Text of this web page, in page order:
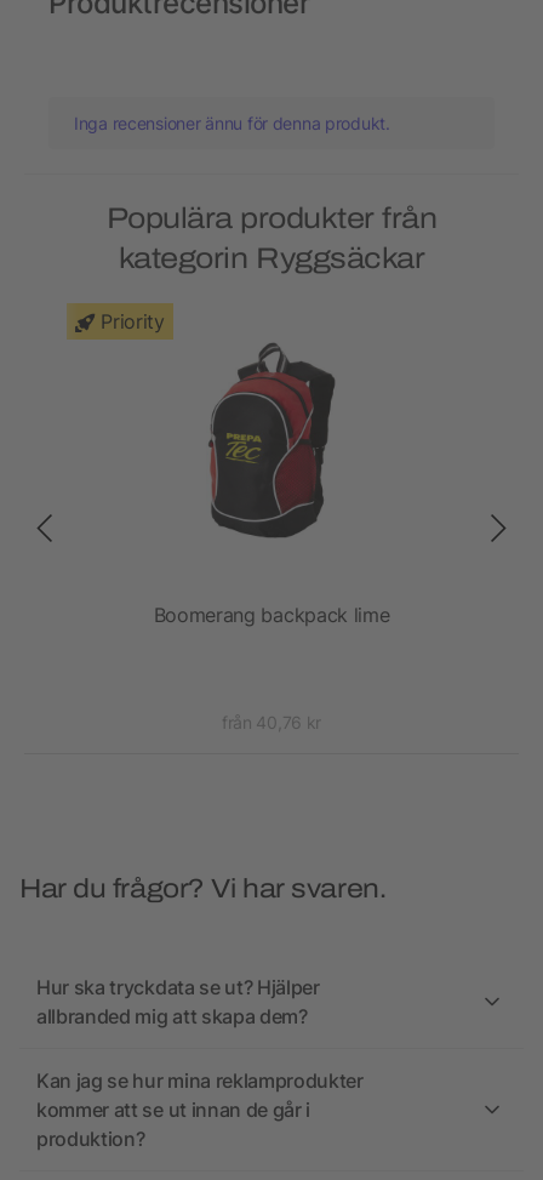
Inga recensioner ännu för denna produkt.
Populära produkter från
kategorin Ryggsäckar
Priority
Boomerang backpack lime
från 40,76 kr
Har du frågor? Vi har svaren.
Hur ska tryckdata se ut? Hjälper
allbranded mig att skapa dem?
Kan jag se hur mina reklamprodukter
kommer att se ut innan de går i
produktion?